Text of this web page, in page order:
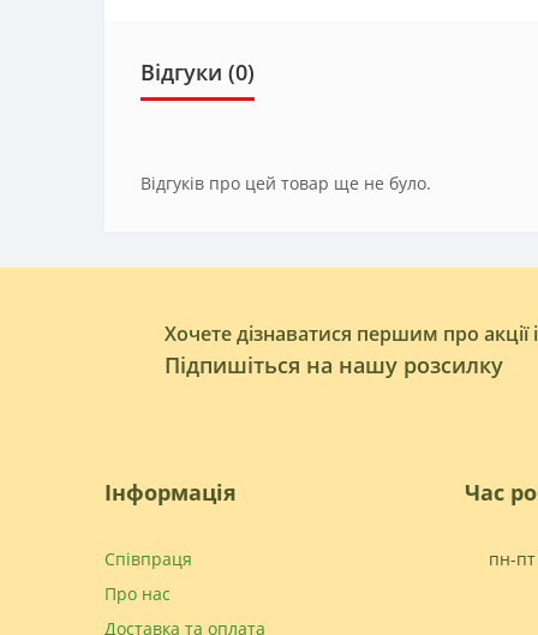
Відгуки (0)
Відгуків про цей товар ще не було.
Хочете дізнаватися першим про акції
Підпишіться на нашу розсилку
Інформація
Співпраця
Про нас
Доставка та оплата
Час
пн-